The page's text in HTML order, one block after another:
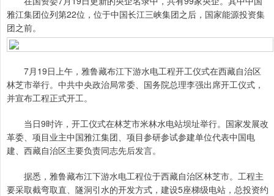
雅江集团位列第22位，位于中国长江三峡集团之后，国家能源投资集
团之前。
7月19日上午，雅鲁藏布江下游水电工程开工仪式在西藏自治区
林芝市举行。中共中央政治局常委、国务院总理李强出席开工仪式，
并宣布工程正式开工。
当日9时许，开工仪式在林芝市米林水电站坝址举行。国家发展改
革委、项目业主中国雅江集团、项目参研参试参建单位代表中国电
建、西藏自治区主要负责同志先后发言。
据悉，雅鲁藏布江下游水电工程位于西藏自治区林芝市。工程主
要采取截弯取直、隧洞引水的开发方式，建设5座梯级电站，总投资约